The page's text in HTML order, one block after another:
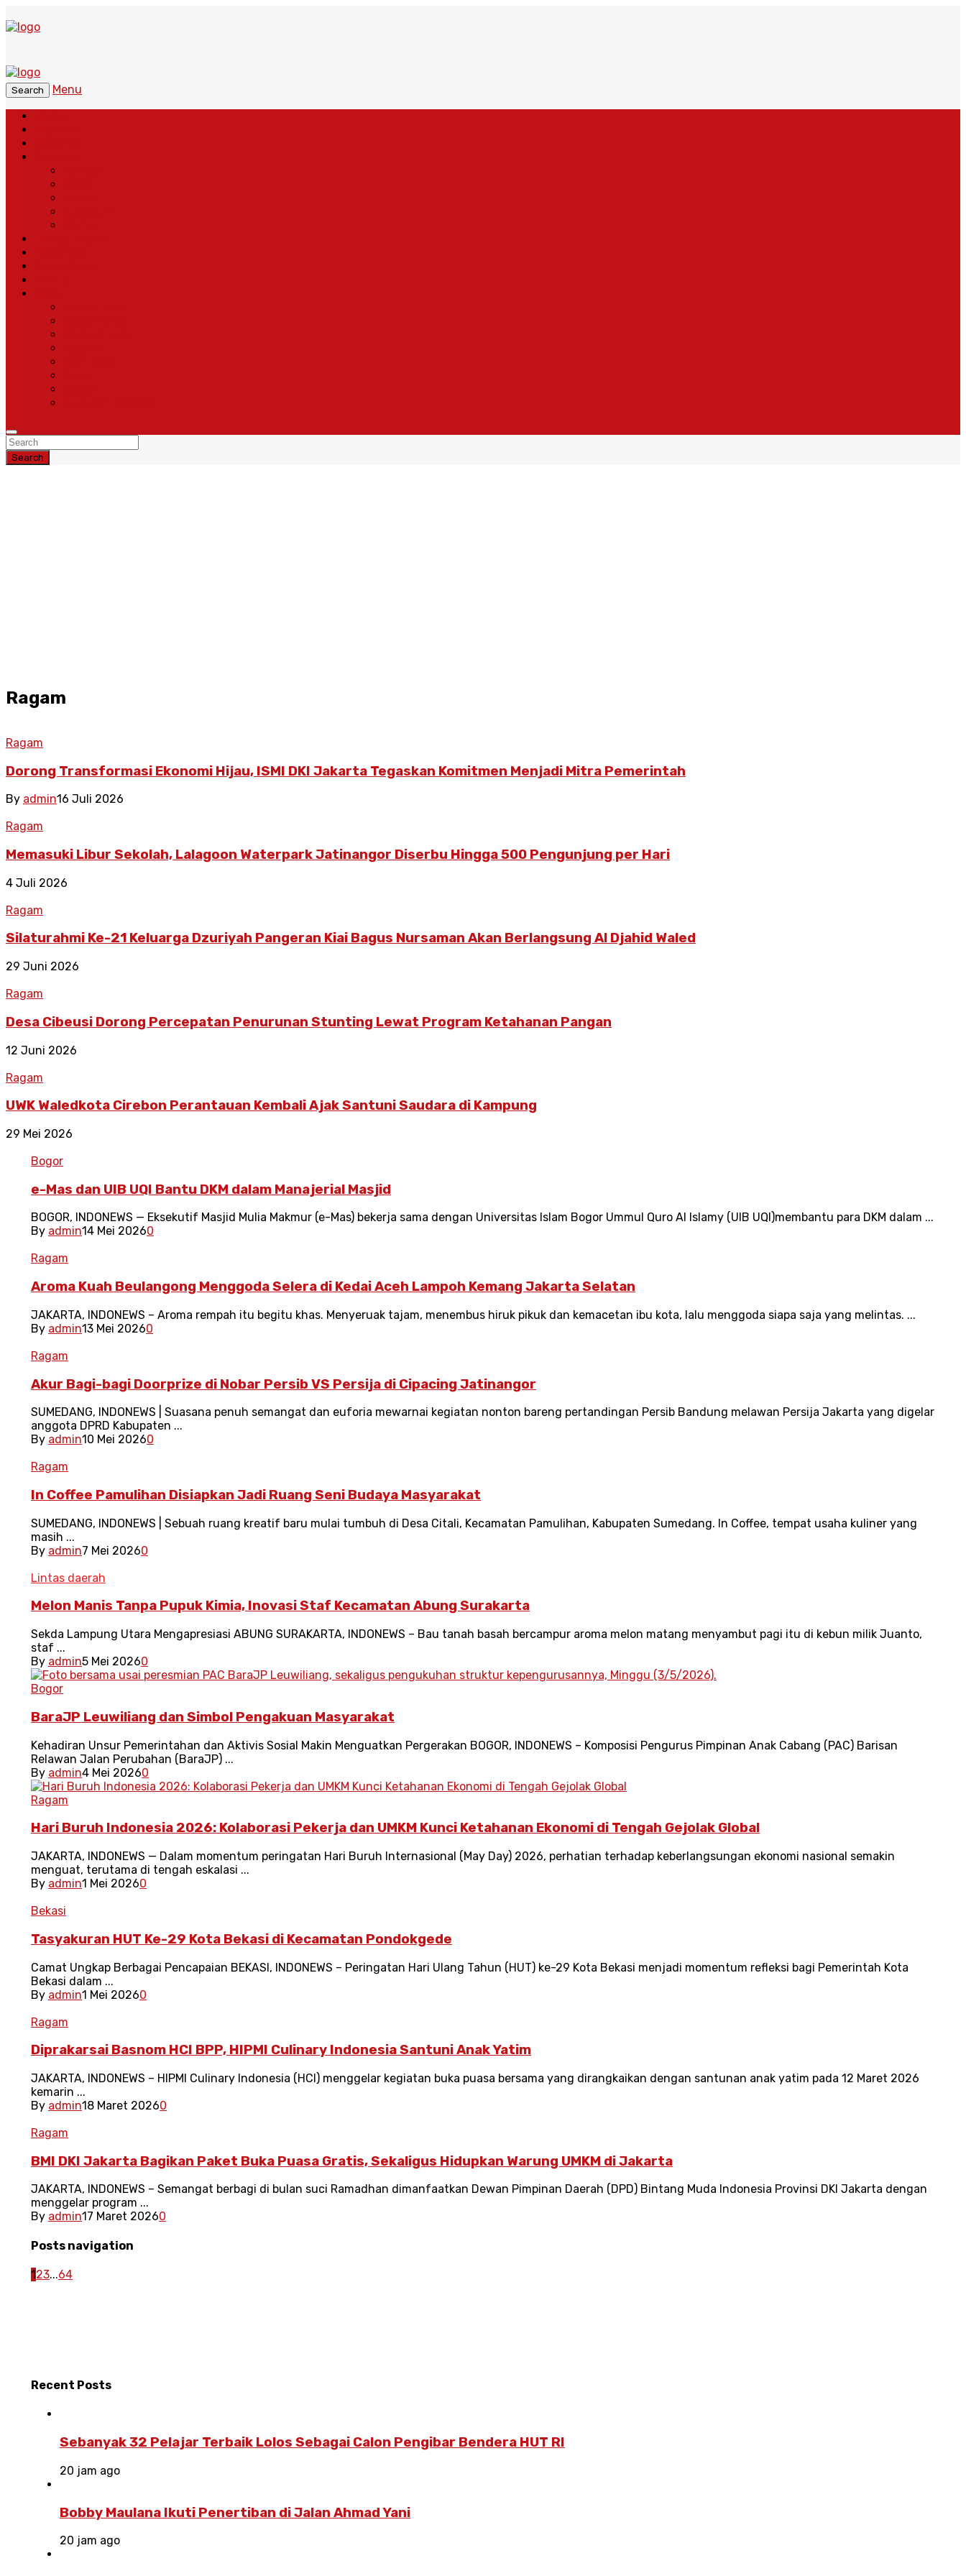
Search
Menu
Search
Ragam
Ragam
Dorong Transformasi Ekonomi Hijau, ISMI DKI Jakarta Tegaskan Komitmen Menjadi Mitra Pemerintah
By admin16 Juli 2026
Ragam
Memasuki Libur Sekolah, Lalagoon Waterpark Jatinangor Diserbu Hingga 500 Pengunjung per Hari
4 Juli 2026
Ragam
Silaturahmi Ke-21 Keluarga Dzuriyah Pangeran Kiai Bagus Nursaman Akan Berlangsung Al Djahid Waled
29 Juni 2026
Ragam
Desa Cibeusi Dorong Percepatan Penurunan Stunting Lewat Program Ketahanan Pangan
12 Juni 2026
Ragam
UWK Waledkota Cirebon Perantauan Kembali Ajak Santuni Saudara di Kampung
29 Mei 2026
Bogor
e-Mas dan UIB UQI Bantu DKM dalam Manajerial Masjid
BOGOR, INDONEWS — Eksekutif Masjid Mulia Makmur (e-Mas) bekerja sama dengan Universitas Islam Bogor Ummul Quro Al Islamy (UIB UQI)membantu para DKM dalam ...
By admin14 Mei 20260
Ragam
Aroma Kuah Beulangong Menggoda Selera di Kedai Aceh Lampoh Kemang Jakarta Selatan
JAKARTA, INDONEWS – Aroma rempah itu begitu khas. Menyeruak tajam, menembus hiruk pikuk dan kemacetan ibu kota, lalu menggoda siapa saja yang melintas. ...
By admin13 Mei 20260
Ragam
Akur Bagi-bagi Doorprize di Nobar Persib VS Persija di Cipacing Jatinangor
SUMEDANG, INDONEWS | Suasana penuh semangat dan euforia mewarnai kegiatan nonton bareng pertandingan Persib Bandung melawan Persija Jakarta yang digelar
anggota DPRD Kabupaten ...
By admin10 Mei 20260
Ragam
In Coffee Pamulihan Disiapkan Jadi Ruang Seni Budaya Masyarakat
SUMEDANG, INDONEWS | Sebuah ruang kreatif baru mulai tumbuh di Desa Citali, Kecamatan Pamulihan, Kabupaten Sumedang. In Coffee, tempat usaha kuliner yang
masih ...
By admin7 Mei 20260
Lintas daerah
Melon Manis Tanpa Pupuk Kimia, Inovasi Staf Kecamatan Abung Surakarta
Sekda Lampung Utara Mengapresiasi ABUNG SURAKARTA, INDONEWS – Bau tanah basah bercampur aroma melon matang menyambut pagi itu di kebun milik Juanto,
staf ...
By admin5 Mei 20260
Bogor
BaraJP Leuwiliang dan Simbol Pengakuan Masyarakat
Kehadiran Unsur Pemerintahan dan Aktivis Sosial Makin Menguatkan Pergerakan BOGOR, INDONEWS – Komposisi Pengurus Pimpinan Anak Cabang (PAC) Barisan
Relawan Jalan Perubahan (BaraJP) ...
By admin4 Mei 20260
Ragam
Hari Buruh Indonesia 2026: Kolaborasi Pekerja dan UMKM Kunci Ketahanan Ekonomi di Tengah Gejolak Global
‎JAKARTA, INDONEWS — Dalam momentum peringatan Hari Buruh Internasional (May Day) 2026, perhatian terhadap keberlangsungan ekonomi nasional semakin
menguat, terutama di tengah eskalasi ...
By admin1 Mei 20260
Bekasi
Tasyakuran HUT Ke-29 Kota Bekasi di Kecamatan Pondokgede
Camat Ungkap Berbagai Pencapaian BEKASI, INDONEWS – Peringatan Hari Ulang Tahun (HUT) ke-29 Kota Bekasi menjadi momentum refleksi bagi Pemerintah Kota
Bekasi dalam ...
By admin1 Mei 20260
Ragam
Diprakarsai Basnom HCI BPP, HIPMI Culinary Indonesia Santuni Anak Yatim
JAKARTA, INDONEWS – HIPMI Culinary Indonesia (HCI) menggelar kegiatan buka puasa bersama yang dirangkaikan dengan santunan anak yatim pada 12 Maret 2026
kemarin ...
By admin18 Maret 20260
Ragam
BMI DKI Jakarta Bagikan Paket Buka Puasa Gratis, Sekaligus Hidupkan Warung UMKM di Jakarta
‎‎JAKARTA, INDONEWS – Semangat berbagi di bulan suci Ramadhan dimanfaatkan Dewan Pimpinan Daerah (DPD) Bintang Muda Indonesia Provinsi DKI Jakarta dengan
menggelar program ...
By admin17 Maret 20260
Posts navigation
123...64
Recent Posts
Sebanyak 32 Pelajar Terbaik Lolos Sebagai Calon Pengibar Bendera HUT RI
20 jam ago
Bobby Maulana Ikuti Penertiban di Jalan Ahmad Yani
20 jam ago